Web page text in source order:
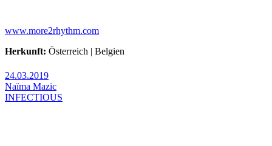
www.more2rhythm.com
Herkunft: Österreich | Belgien
24.03.2019
Naïma Mazic
INFECTIOUS